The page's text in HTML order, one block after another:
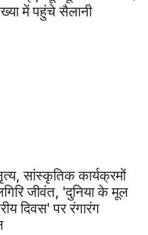
में पहुंचे सैलानी
सांस्कृतिक कार्यक्रमों
जीवंत, 'दुनिया के मूल
दिवस' पर रंगारंग